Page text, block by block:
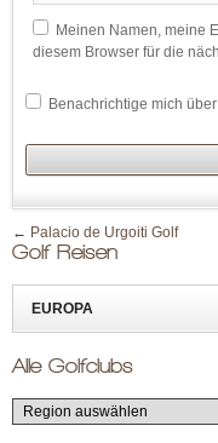
Meinen Namen, meine
diesem Browser für die
Benachrichtige mich
← Palacio de Urgoiti Golf
Golf Reisen
EUROPA
Alle Golfclubs